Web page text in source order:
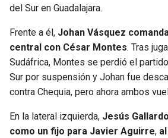
del Sur en Guadalajara.
Frente a él, Johan Vásquez
central con César Montes. Tras
Sudáfrica, Montes se perdió el
Sur por suspensión y Johan fue
contra Chequia, pero ahora ambos
En la lateral izquierda, Jesús
como un fijo para Javier Aguirre,